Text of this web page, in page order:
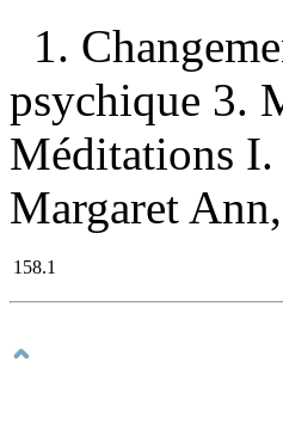
1.
psychique 3.
Méditations
Margaret
158.1